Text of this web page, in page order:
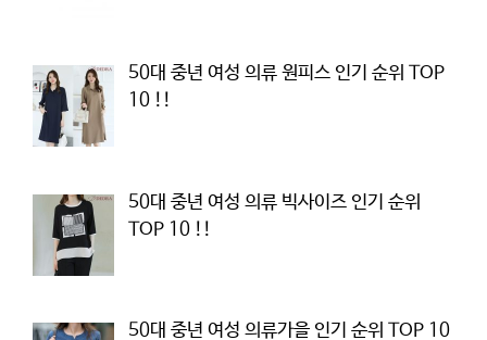
50대 중년 여성 의류 원피스 인기 순위 TOP
10 !!
50대 중년 여성 의류 빅사이즈 인기 순위
TOP 10 !!
50대 중년 여성 의류가을 인기 순위 TOP 10